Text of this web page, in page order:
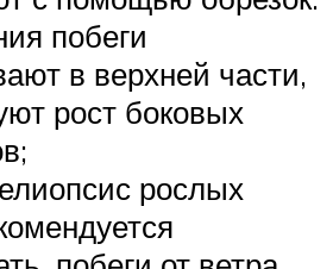
побеги
в верхней части,
рост боковых
рослых